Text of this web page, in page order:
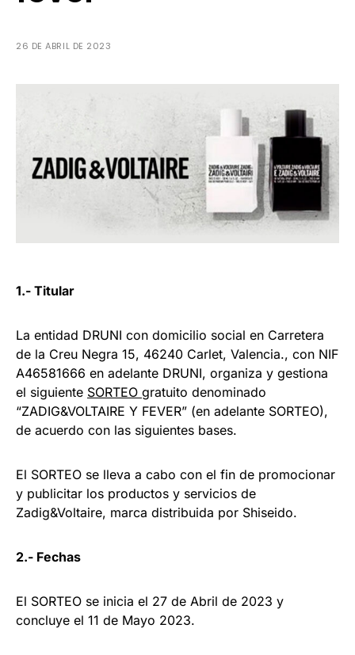
26 DE ABRIL DE 2023
1.- Titular
La entidad DRUNI con domicilio social en Carretera
de la Creu Negra 15, 46240 Carlet, Valencia., con NIF
A46581666 en adelante DRUNI, organiza y gestiona
el siguiente SORTEO gratuito denominado
“ZADIG&VOLTAIRE Y FEVER” (en adelante SORTEO),
de acuerdo con las siguientes bases.
El SORTEO se lleva a cabo con el fin de promocionar
y publicitar los productos y servicios de
Zadig&Voltaire, marca distribuida por Shiseido.
2.- Fechas
El SORTEO se inicia el 27 de Abril de 2023 y
concluye el 11 de Mayo 2023.